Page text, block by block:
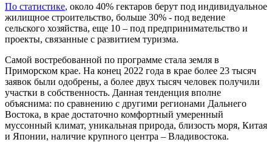
По статистике, около 40% гектаров берут под индивидуальное
жилищное строительство, больше 30% - под ведение
сельского хозяйства, еще 10 – под предпринимательство и
проекты, связанные с развитием туризма.
Самой востребованной по программе стала земля в
Приморском крае. На конец 2022 года в крае более 23 тысяч
заявок были одобрены, а более двух тысяч человек получили
участки в собственность. Данная тенденция вполне
объяснима: по сравнению с другими регионами Дальнего
Востока, в крае достаточно комфортный умеренный
муссонный климат, уникальная природа, близость моря, Китая
и Японии, наличие крупного центра – Владивостока.